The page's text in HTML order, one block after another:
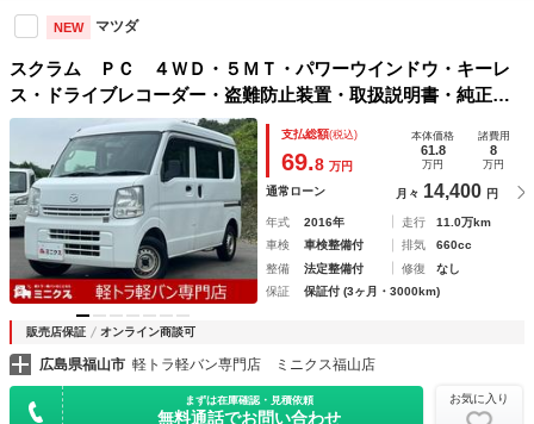
NEW マツダ
スクラム ＰＣ ４ＷＤ・５ＭＴ・パワーウインドウ・キーレ
ス・ドライブレコーダー・盗難防止装置・取扱説明書・純正ラ
ジオ・１２Ｖ電源ソケット・ヘッドライトレベライザー・ドア
バイザー・スペアタイヤ・スペアキー・フロアマット
支払総額(税込)
69.8 万円
本体価格
61.8
万円
諸費用
8
万円
通常ローン 月々 14,400 円
年式 2016年 走行
11.0万km
車検
車検整備付 排気
660cc
整備
法定整備付 修復
なし
保証
保証付 (3ヶ月・3000km)
販売店保証 オンライン商談可
広島県福山市 軽トラ軽バン専門店 ミニクス福山店
まずは在庫確認・見積依頼
無料通話でお問い合わせ
お気に入り